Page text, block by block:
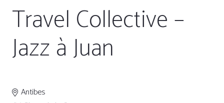
Travel Collective –
Jazz à Juan
Antibes